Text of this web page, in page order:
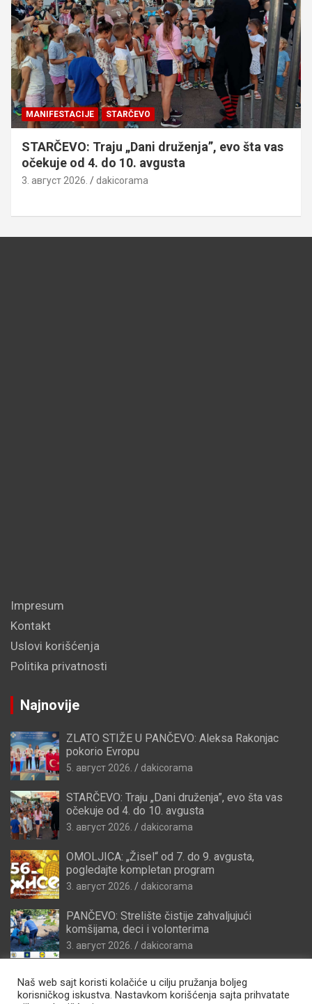
MANIFESTACIJE STARČEVO
STARČEVO: Traju „Dani druženja”, evo šta vas
očekuje od 4. do 10. avgusta
3. август 2026. dakicorama
Impresum
Kontakt
Uslovi korišćenja
Politika privatnosti
Najnovije
ZLATO STIŽE U PANČEVO: Aleksa Rakonjac
pokorio Evropu
5. август 2026. dakicorama
STARČEVO: Traju „Dani druženja”, evo šta vas
očekuje od 4. do 10. avgusta
3. август 2026. dakicorama
OMOLJICA: „Žisel“ od 7. do 9. avgusta,
pogledajte kompletan program
3. август 2026. dakicorama
PANČEVO: Strelište čistije zahvaljujući
komšijama, deci i volonterima
3. август 2026. dakicorama
Naš web sajt koristi kolačiće u cilju pružanja boljeg
korisničkog iskustva. Nastavkom korišćenja sajta prihvatate